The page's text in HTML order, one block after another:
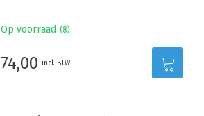
Op voorraad (8)
74,00 incl. BTW